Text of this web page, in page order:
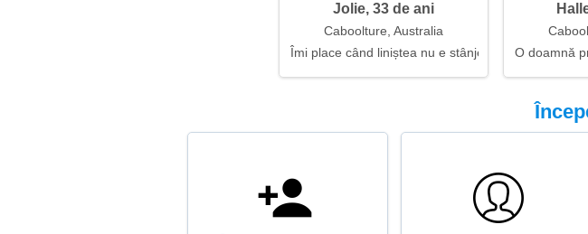
Jolie, 33 de ani
Caboolture, Australia
Îmi place când liniștea nu e stânjenitoareO doamnă